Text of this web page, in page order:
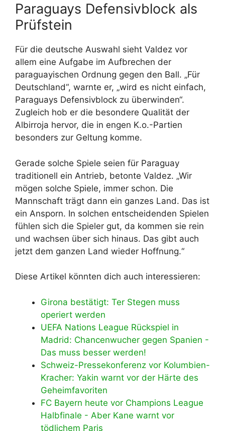
Paraguays Defensivblock als
Prüfstein
Für die deutsche Auswahl sieht Valdez vor
allem eine Aufgabe im Aufbrechen der
paraguayischen Ordnung gegen den Ball. „Für
Deutschland“, warnte er, „wird es nicht einfach,
Paraguays Defensivblock zu überwinden“.
Zugleich hob er die besondere Qualität der
Albirroja hervor, die in engen K.o.-Partien
besonders zur Geltung komme.
Gerade solche Spiele seien für Paraguay
traditionell ein Antrieb, betonte Valdez. „Wir
mögen solche Spiele, immer schon. Die
Mannschaft trägt dann ein ganzes Land. Das ist
ein Ansporn. In solchen entscheidenden Spielen
fühlen sich die Spieler gut, da kommen sie rein
und wachsen über sich hinaus. Das gibt auch
jetzt dem ganzen Land wieder Hoffnung.“
Diese Artikel könnten dich auch interessieren:
Girona bestätigt: Ter Stegen muss
operiert werden
UEFA Nations League Rückspiel in
Madrid: Chancenwucher gegen Spanien -
Das muss besser werden!
Schweiz-Pressekonferenz vor Kolumbien-
Kracher: Yakin warnt vor der Härte des
Geheimfavoriten
FC Bayern heute vor Champions League
Halbfinale - Aber Kane warnt vor
tödlichem Paris